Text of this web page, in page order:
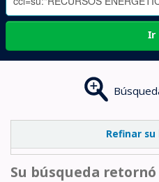
Ir
Refinar
Su búsqueda